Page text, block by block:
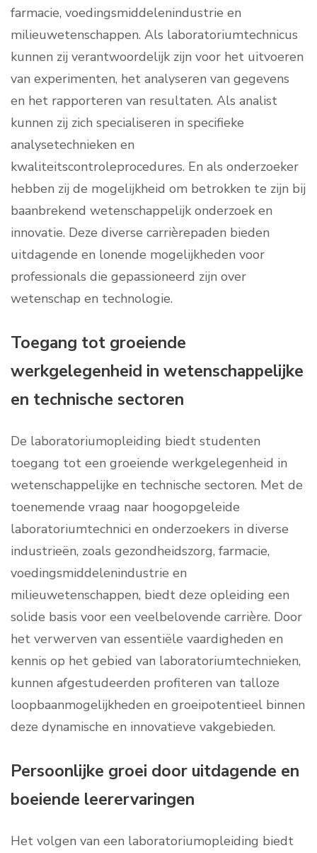
farmacie, voedingsmiddelenindustrie en
milieuwetenschappen. Als laboratoriumtechnicus
kunnen zij verantwoordelijk zijn voor het uitvoeren
van experimenten, het analyseren van gegevens
en het rapporteren van resultaten. Als analist
kunnen zij zich specialiseren in specifieke
analysetechnieken en
kwaliteitscontroleprocedures. En als onderzoeker
hebben zij de mogelijkheid om betrokken te zijn bij
baanbrekend wetenschappelijk onderzoek en
innovatie. Deze diverse carrièrepaden bieden
uitdagende en lonende mogelijkheden voor
professionals die gepassioneerd zijn over
wetenschap en technologie.
Toegang tot groeiende
werkgelegenheid in wetenschappelijke
en technische sectoren
De laboratoriumopleiding biedt studenten
toegang tot een groeiende werkgelegenheid in
wetenschappelijke en technische sectoren. Met de
toenemende vraag naar hoogopgeleide
laboratoriumtechnici en onderzoekers in diverse
industrieën, zoals gezondheidszorg, farmacie,
voedingsmiddelenindustrie en
milieuwetenschappen, biedt deze opleiding een
solide basis voor een veelbelovende carrière. Door
het verwerven van essentiële vaardigheden en
kennis op het gebied van laboratoriumtechnieken,
kunnen afgestudeerden profiteren van talloze
loopbaanmogelijkheden en groeipotentieel binnen
deze dynamische en innovatieve vakgebieden.
Persoonlijke groei door uitdagende en
boeiende leerervaringen
Het volgen van een laboratoriumopleiding biedt